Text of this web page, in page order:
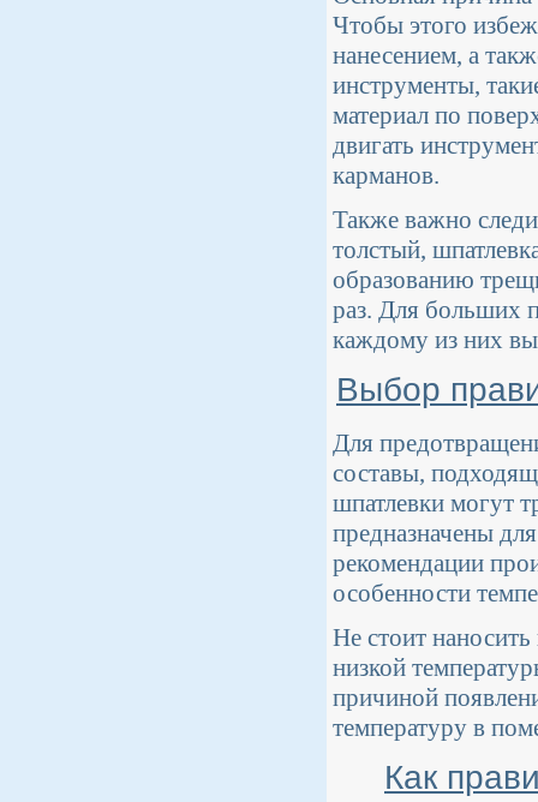
Чтобы этого
нанесением, а
инструменты,
материал по
двигать
карманов.
Также важно
толстый,
образованию
раз. Для больших
каждому из них
Выбор
Для
составы,
шпатлевки могут
предназначены
рекомендации
особенности
Не стоит
низкой
причиной
температуру в
Как